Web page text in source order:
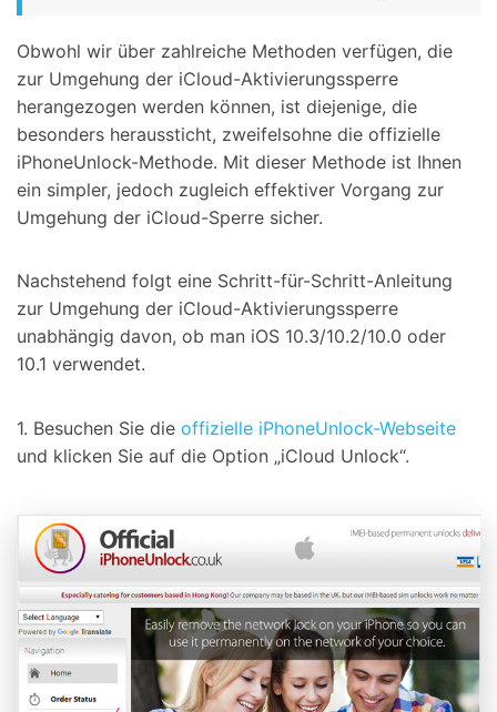
Obwohl wir über zahlreiche Methoden verfügen, die
zur Umgehung der iCloud-Aktivierungssperre
herangezogen werden können, ist diejenige, die
besonders heraussticht, zweifelsohne die offizielle
iPhoneUnlock-Methode. Mit dieser Methode ist Ihnen
ein simpler, jedoch zugleich effektiver Vorgang zur
Umgehung der iCloud-Sperre sicher.
Nachstehend folgt eine Schritt-für-Schritt-Anleitung
zur Umgehung der iCloud-Aktivierungssperre
unabhängig davon, ob man iOS 10.3/10.2/10.0 oder
10.1 verwendet.
1. Besuchen Sie die offizielle iPhoneUnlock-Webseite
und klicken Sie auf die Option „iCloud Unlock“.